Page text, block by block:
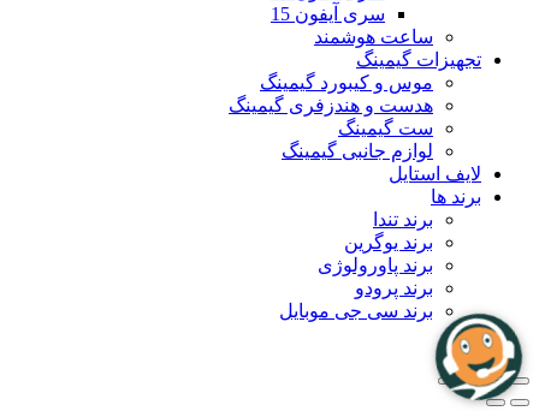
سری آیفون 15
ساعت هوشمند
تجهیزات گیمینگ
موس و کیبورد گیمینگ
هدست و هندزفری گیمینگ
ست گیمینگ
لوازم جانبی گیمینگ
لایف استایل
برند ها
برند تندا
برند یوگرین
برند پاورولوژی
برند پرودو
برند سی جی موبایل
بلاگ